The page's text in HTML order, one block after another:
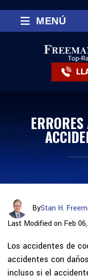
≡ MENÚ
ByStan H.
Last Modified on Feb
Los accidentes de
accidentes con
incluso si el